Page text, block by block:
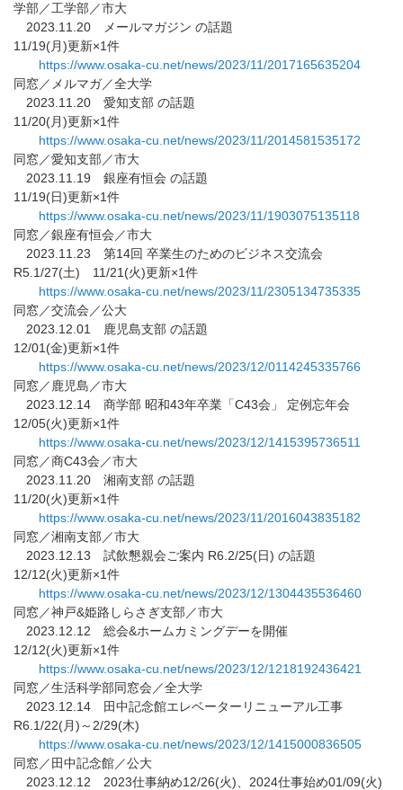
学部／工学部／市大
2023.11.20 メールマガジン の話題
11/19(月)更新×1件
https://www.osaka-cu.net/news/2023/11/2017165635204
同窓／メルマガ／全大学
2023.11.20 愛知支部 の話題
11/20(月)更新×1件
https://www.osaka-cu.net/news/2023/11/2014581535172
同窓／愛知支部／市大
2023.11.19 銀座有恒会 の話題
11/19(日)更新×1件
https://www.osaka-cu.net/news/2023/11/1903075135118
同窓／銀座有恒会／市大
2023.11.23 第14回 卒業生のためのビジネス交流会
R5.1/27(土) 11/21(火)更新×1件
https://www.osaka-cu.net/news/2023/11/2305134735335
同窓／交流会／公大
2023.12.01 鹿児島支部 の話題
12/01(金)更新×1件
https://www.osaka-cu.net/news/2023/12/0114245335766
同窓／鹿児島／市大
2023.12.14 商学部 昭和43年卒業「C43会」 定例忘年会
12/05(火)更新×1件
https://www.osaka-cu.net/news/2023/12/1415395736511
同窓／商C43会／市大
2023.11.20 湘南支部 の話題
11/20(火)更新×1件
https://www.osaka-cu.net/news/2023/11/2016043835182
同窓／湘南支部／市大
2023.12.13 試飲懇親会ご案内 R6.2/25(日) の話題
12/12(火)更新×1件
https://www.osaka-cu.net/news/2023/12/1304435536460
同窓／神戸&姫路しらさぎ支部／市大
2023.12.12 総会&ホームカミングデーを開催
12/12(火)更新×1件
https://www.osaka-cu.net/news/2023/12/1218192436421
同窓／生活科学部同窓会／全大学
2023.12.14 田中記念館エレベーターリニューアル工事
R6.1/22(月)～2/29(木)
https://www.osaka-cu.net/news/2023/12/1415000836505
同窓／田中記念館／公大
2023.12.12 2023仕事納め12/26(火)、2024仕事始め01/09(火)